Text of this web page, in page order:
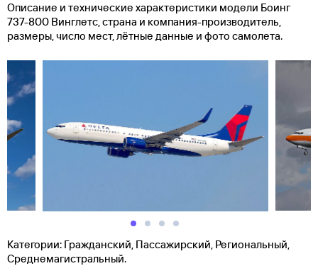
Описание и технические характеристики модели Боинг
737-800 Винглетс, страна и компания-производитель,
размеры, число мест, лётные данные и фото самолета.
Категории: Гражданский, Пассажирский, Региональный,
Среднемагистральный.